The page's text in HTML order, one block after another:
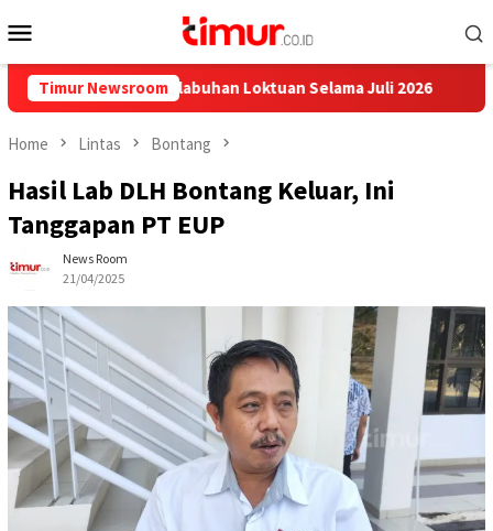
to
Menu
Timur Newsroom
dari Pelabuhan Loktuan Selama Juli 2026 Pupuk
Home Lintas Bontang
Hasil Lab DLH Bontang Keluar, Ini
Tanggapan PT EUP
News Room
21/04/2025